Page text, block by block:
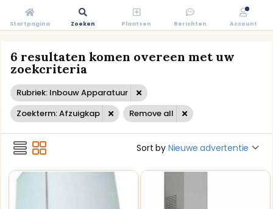
6 resultaten komen overeen met uw
zoekcriteria
Rubriek: Inbouw Apparatuur
Zoekterm: Afzuigkap
Remove all
Sort by Nieuwe advertentie
Startpagina Zoeken Plaatsen Berichten Account